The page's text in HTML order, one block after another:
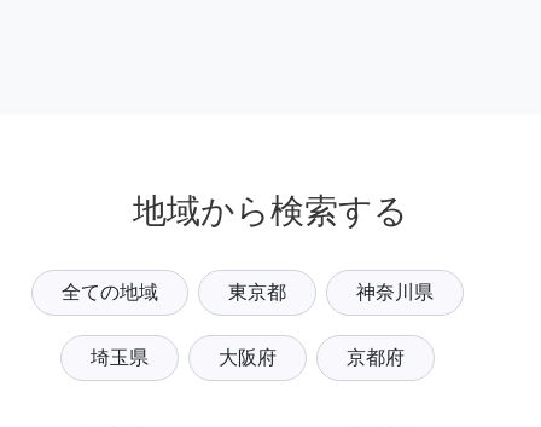
地域から検索する
全ての地域 東京都 神奈川県
埼玉県 大阪府 京都府